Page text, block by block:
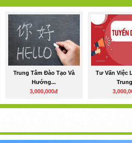
Trung Tâm Đào Tạo Và
Hướng...
3,000,000đ
Tư Vấn Việc